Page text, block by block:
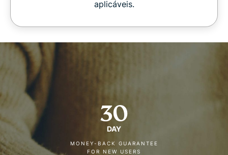
aplicáveis.
30
DAY
MONEY-BACK GUARANTEE
FOR NEW USERS